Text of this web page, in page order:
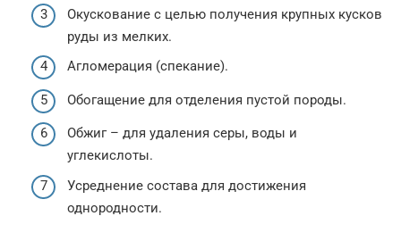
Окускование с целью получения крупных кусков
руды из мелких.
Агломерация (спекание).
Обогащение для отделения пустой породы.
Обжиг – для удаления серы, воды и
углекислоты.
Усреднение состава для достижения
однородности.